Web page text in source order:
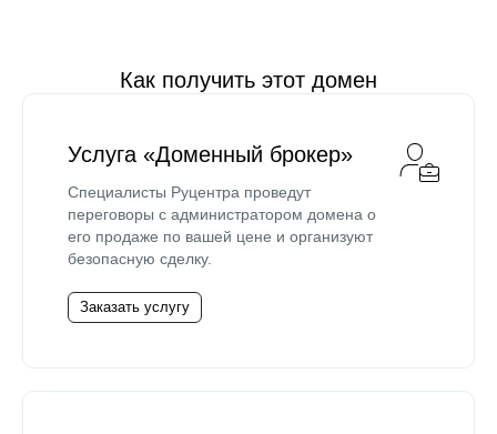
Как получить этот домен
Услуга «Доменный брокер»
Специалисты Руцентра проведут
переговоры с администратором домена о
его продаже по вашей цене и организуют
безопасную сделку.
Заказать услугу